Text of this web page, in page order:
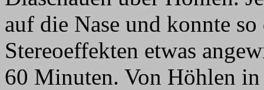
auf die Nase und konnte
Stereoeffekten etwas
60 Minuten. Von Höhlen